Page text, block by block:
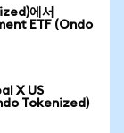
에서
ETF (Ondo
X US
Tokenized)